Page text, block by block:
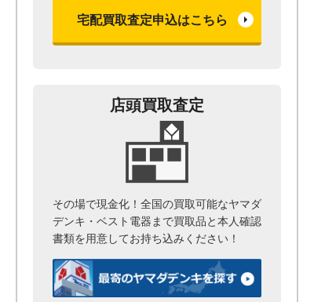
宅配買取査定申込はこちら
店頭買取査定
その場で現金化！全国の買取可能なヤマダ
デンキ・ベスト電器まで買取品と本人確認
書類を用意してお持ち込みください！